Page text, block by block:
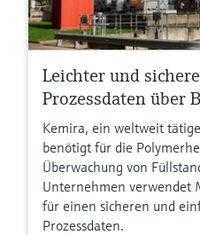
Leichter und
Prozessdaten über
Kemira, ein weltweit
benötigt für die
Überwachung von
Unternehmen verwendet
für einen sicheren und
Prozessdaten.